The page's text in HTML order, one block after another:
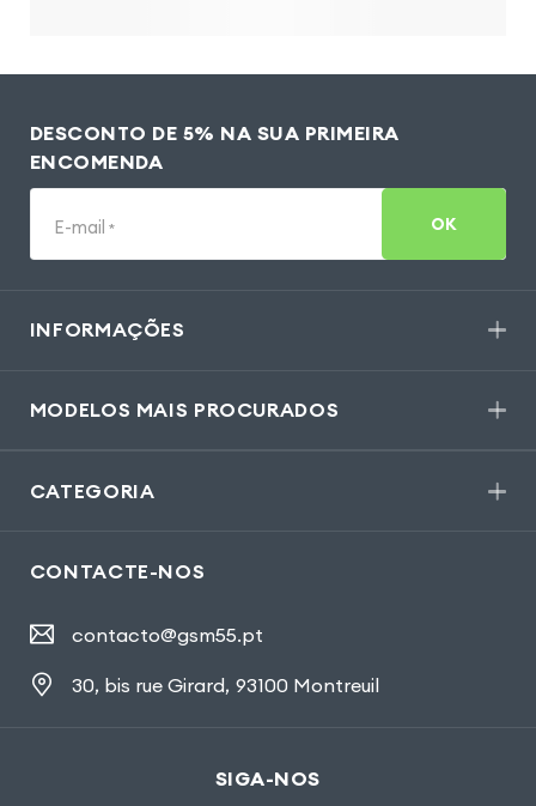
DESCONTO DE 5% NA SUA PRIMEIRA
ENCOMENDA
E-mail * OK
INFORMAÇÕES
MODELOS MAIS PROCURADOS
CATEGORIA
CONTACTE-NOS
contacto@gsm55.pt
30, bis rue Girard, 93100 Montreuil
SIGA-NOS